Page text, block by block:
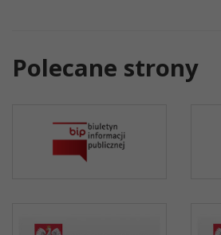
Polecane strony